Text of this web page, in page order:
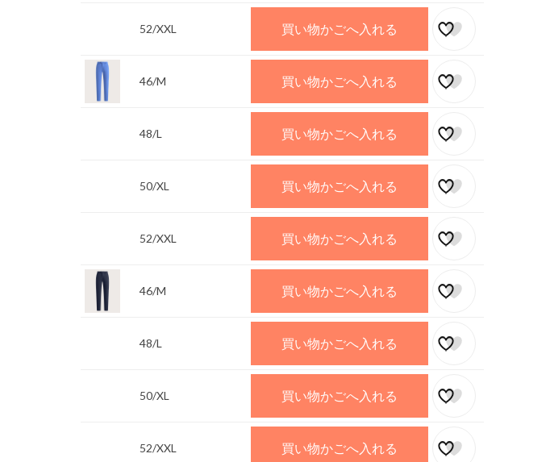
52/XXL 買い物かごへ入れる
46/M 買い物かごへ入れる
48/L 買い物かごへ入れる
50/XL 買い物かごへ入れる
52/XXL 買い物かごへ入れる
46/M 買い物かごへ入れる
48/L 買い物かごへ入れる
50/XL 買い物かごへ入れる
52/XXL 買い物かごへ入れる